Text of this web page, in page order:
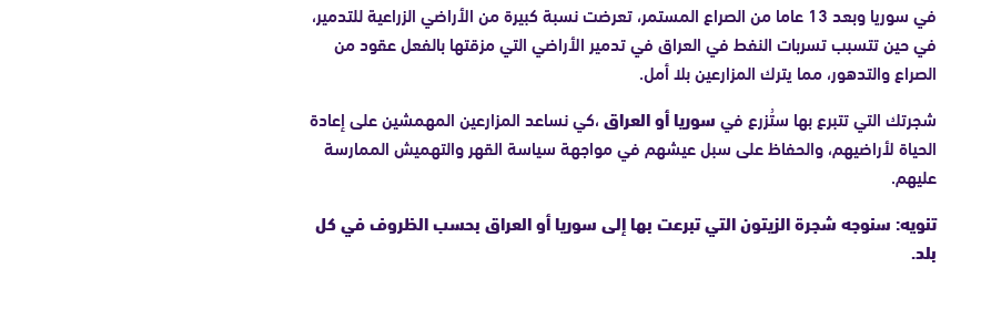
في سوريا وبعد 13 عاما من الصراع المستمر، تعرضت نسبة كبيرة من الأراضي الزراعية للتدمير،
في حين تتسبب تسربات النفط في العراق في تدمير الأراضي التي مزقتها بالفعل عقود من
الصراع والتدهور، مما يترك المزارعين بلا أمل.
شجرتك التي تتبرع بها ستُزرع فيسوريا أو العراق،كي نساعد المزارعين المهمشين على إعادة
الحياة لأراضيهم، والحفاظ على سبل عيشهم في مواجهة سياسة القهر والتهميش الممارسة
عليهم.
تنويه: سنوجه شجرة الزيتون التي تبرعت بها إلى سوريا أو العراق بحسب الظروف في كل
بلد.